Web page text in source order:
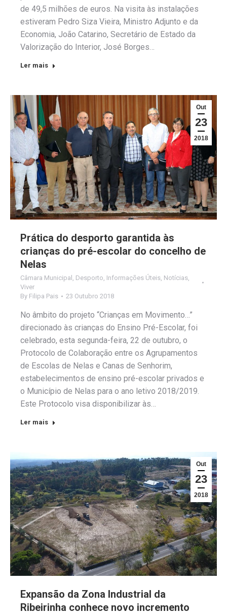
de 49,5 milhões de euros. Na visita às instalações
estiveram Pedro Siza Vieira, Ministro Adjunto e da
Economia, João Catarino, Secretário de Estado da
Valorização do Interior, José Borges…
Ler mais
Out
23
2018
Prática do desporto garantida às
crianças do pré-escolar do concelho de
Nelas
Câmara Municipal Desporto Informações Úteis Notícias
Viver
By Filipa Pais 23 Outubro 2018
No âmbito do projeto “Crianças em Movimento…”
direcionado às crianças do Ensino Pré-Escolar, foi
celebrado, esta segunda-feira, 22 de outubro, o
Protocolo de Colaboração entre os Agrupamentos
de Escolas de Nelas e Canas de Senhorim,
estabelecimentos de ensino pré-escolar privados e
o Município de Nelas para o ano letivo 2018/2019.
Este Protocolo visa disponibilizar às…
Ler mais
Out
23
2018
Expansão da Zona Industrial da
Ribeirinha conhece novo incremento